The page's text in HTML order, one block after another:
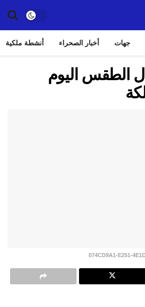
جهات أخبار الصحراء أنشطة ملكية
الطقس اليوم